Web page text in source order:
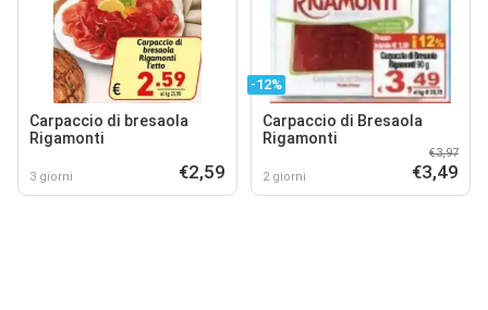
Carpaccio di bresaola
Rigamonti
3 giorni €2,59
-12%
Carpaccio di Bresaola
Rigamonti
2 giorni
€3,97
€3,49